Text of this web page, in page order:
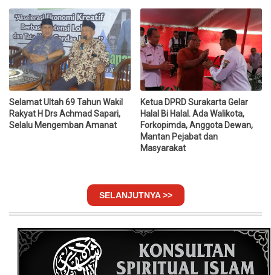
Selamat Ultah 69 Tahun Wakil
Rakyat H Drs Achmad Sapari,
Selalu Mengemban Amanat
Ketua DPRD Surakarta Gelar
Halal Bi Halal. Ada Walikota,
Forkopimda, Anggota Dewan,
Mantan Pejabat dan
Masyarakat
SELANJUTNYA >>